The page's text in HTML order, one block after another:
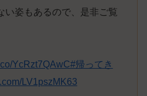
い姿もあるので、是非ご覧
YcRzt7QAwC#帰ってき
LV1pszMK63